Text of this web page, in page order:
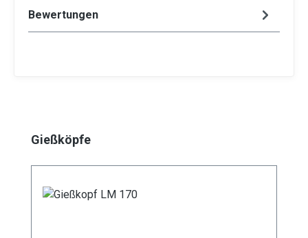
Bewertungen
Produktgalerie überspringen
Gießköpfe